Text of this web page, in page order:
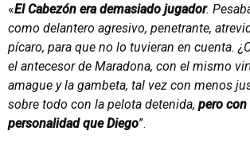
«El Cabezón era demasiado jugador.
como delantero agresivo, penetrante,
pícaro, para que no lo tuvieran en cuenta.
el antecesor de Maradona, con el mismo
amague y la gambeta, tal vez con menos
sobre todo con la pelota detenida, pero
personalidad que Diego”.